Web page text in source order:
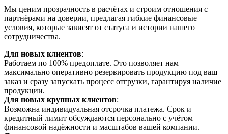
Мы ценим прозрачность в расчётах и строим отношения с
партнёрами на доверии, предлагая гибкие финансовые
условия, которые зависят от статуса и истории нашего
сотрудничества.
Для новых клиентов:
Работаем по 100% предоплате. Это позволяет нам
максимально оперативно резервировать продукцию под ваш
заказ и сразу запускать процесс отгрузки, гарантируя наличие
продукции.
Для новых крупных клиентов:
Возможна индивидуальная отсрочка платежа. Срок и
кредитный лимит обсуждаются персонально с учётом
финансовой надёжности и масштабов вашей компании.